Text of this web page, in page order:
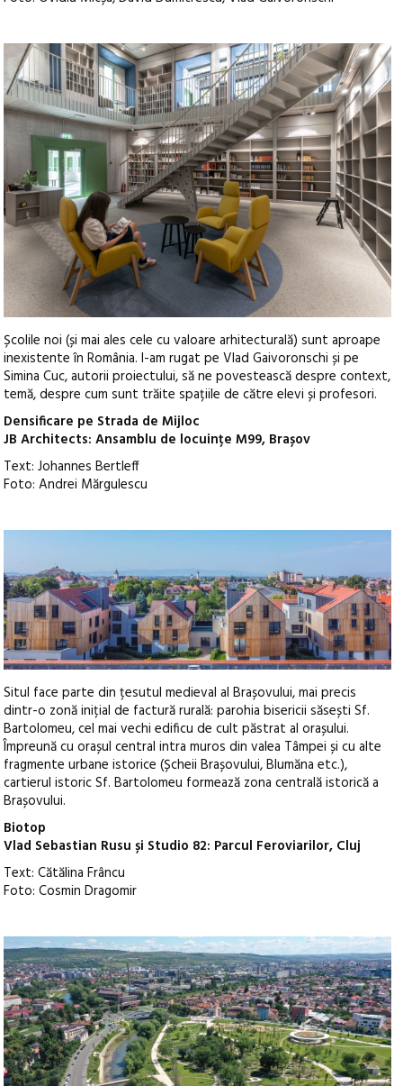
Școlile noi (și mai ales cele cu valoare arhitecturală) sunt aproape
inexistente în România. I-am rugat pe Vlad Gaivoronschi și pe
Simina Cuc, autorii proiectului, să ne povestească despre context,
temă, despre cum sunt trăite spațiile de către elevi și profesori.
Densificare pe Strada de Mijloc
JB Architects: Ansamblu de locuințe M99, Brașov
Text: Johannes Bertleff
Foto: Andrei Mărgulescu
Situl face parte din țesutul medieval al Brașovului, mai precis
dintr-o zonă inițial de factură rurală: parohia bisericii săsești Sf.
Bartolomeu, cel mai vechi edificu de cult păstrat al orașului.
Împreună cu orașul central intra muros din valea Tâmpei și cu alte
fragmente urbane istorice (Șcheii Brașovului, Blumăna etc.),
cartierul istoric Sf. Bartolomeu formează zona centrală istorică a
Brașovului.
Biotop
Vlad Sebastian Rusu și Studio 82: Parcul Feroviarilor, Cluj
Text: Cătălina Frâncu
Foto: Cosmin Dragomir